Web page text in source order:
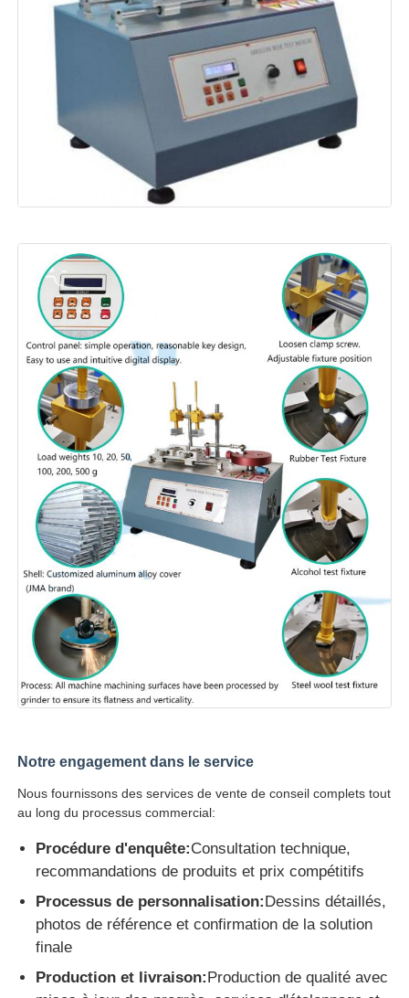
Notre engagement dans le service
Nous fournissons des services de vente de conseil complets tout
au long du processus commercial:
Procédure d'enquête:Consultation technique,
recommandations de produits et prix compétitifs
Processus de personnalisation:Dessins détaillés,
photos de référence et confirmation de la solution
finale
Production et livraison:Production de qualité avec